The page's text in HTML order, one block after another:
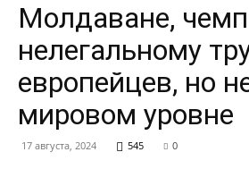
Молдаване,
нелегальному
европейцев, но
мировом уровне
17 августа, 2024 545 0